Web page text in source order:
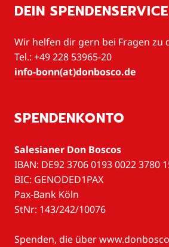
DEIN SPENDENSERVICE
Wir helfen dir gern bei Fragen zu
Tel.: +49 228 53965-20
info-bonn(at)donbosco.de
SPENDENKONTO
Salesianer Don Boscos
IBAN: DE92 3706 0193 0022 3780
BIC: GENODED1PAX
Pax-Bank Köln
StNr: 143/242/10076
Spenden, die über